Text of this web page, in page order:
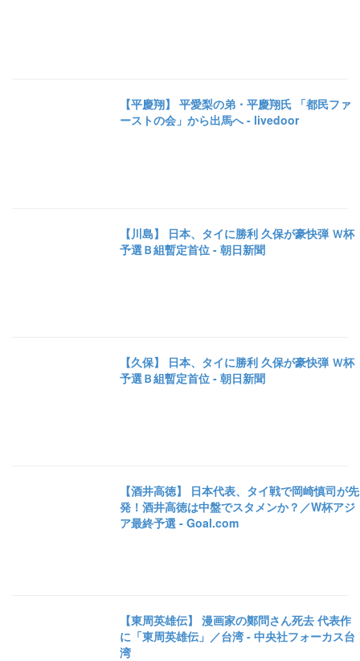
【平慶翔】 平愛梨の弟・平慶翔氏 「都民ファ
ーストの会」から出馬へ - livedoor
【川島】 日本、タイに勝利 久保が豪快弾 Ｗ杯
予選Ｂ組暫定首位 - 朝日新聞
【久保】 日本、タイに勝利 久保が豪快弾 Ｗ杯
予選Ｂ組暫定首位 - 朝日新聞
【酒井高徳】 日本代表、タイ戦で岡崎慎司が先
発！酒井高徳は中盤でスタメンか？／W杯アジ
ア最終予選 - Goal.com
【東周英雄伝】 漫画家の鄭問さん死去 代表作
に「東周英雄伝」／台湾 - 中央社フォーカス台
湾